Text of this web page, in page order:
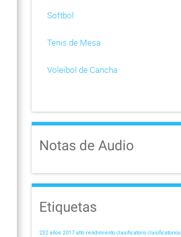
Softbol
Tenis de Mesa
Voleibol de Cancha
Notas de Audio
Etiquetas
232 años 2017 alto rendimiento clasificatorio clasificatorios